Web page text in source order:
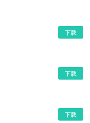
下载
下载
下载